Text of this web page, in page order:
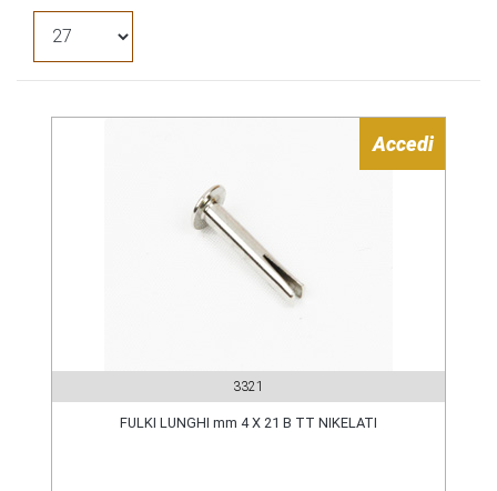
Accedi
3321
FULKI LUNGHI mm 4 X 21 B TT NIKELATI